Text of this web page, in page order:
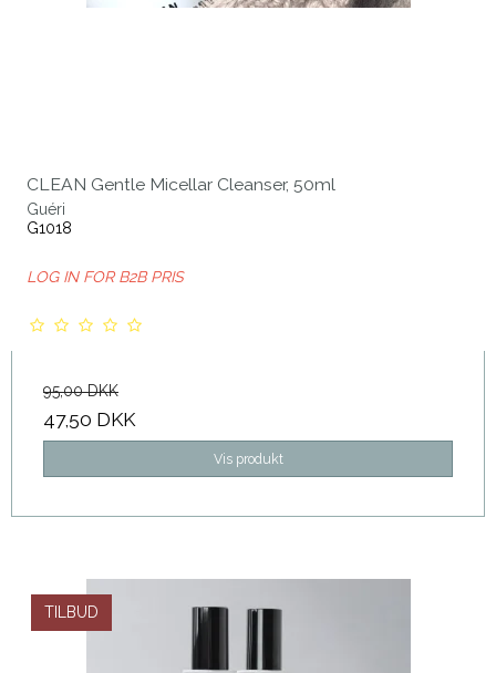
CLEAN Gentle Micellar Cleanser, 50ml
Guéri
G1018
LOG IN FOR B2B PRIS
95,00 DKK
47,50 DKK
Vis produkt
TILBUD